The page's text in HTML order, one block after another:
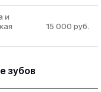
и
15 000 руб.
зубов